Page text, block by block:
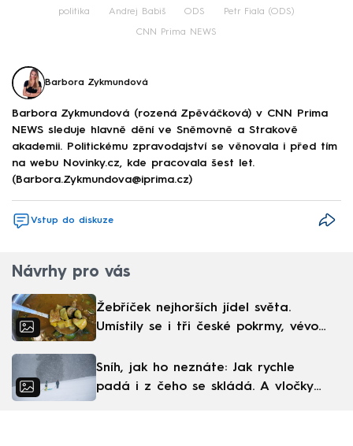
politika Andrej Babiš ODS Petr Fiala (ODS)
CNN Prima NEWS
Barbora Zykmundová
Barbora Zykmundová (rozená Zpěváčková) v CNN Prima
NEWS sleduje hlavně dění ve Sněmovně a Strakově
akademii. Politickému zpravodajství se věnovala i před tím
na webu Novinky.cz, kde pracovala šest let.
(Barbora.Zykmundova@iprima.cz)
Vstup do diskuze
Návrhy pro vás
Žebříček nejhorších jídel světa.
Umístily se i tři české pokrmy, vévodí
Sníh, jak ho neznáte: Jak rychle
padá i z čeho se skládá. A vločky